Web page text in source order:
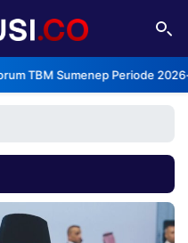
TBM Sumenep Periode